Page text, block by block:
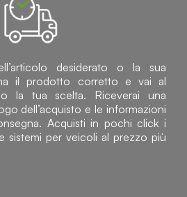
desiderato o la sua
il prodotto corretto e vai al
la tua scelta. Riceverai una
dell’acquisto e le informazioni
Acquisti in pochi click i
sistemi per veicoli al prezzo più